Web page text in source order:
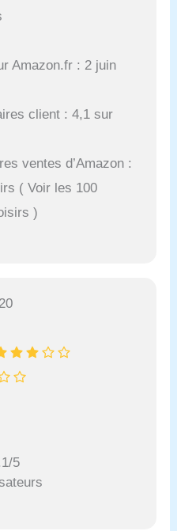
Amazon.fr : 2 juin
client : 4,1 sur
ventes d’Amazon :
( Voir les 100
)
5